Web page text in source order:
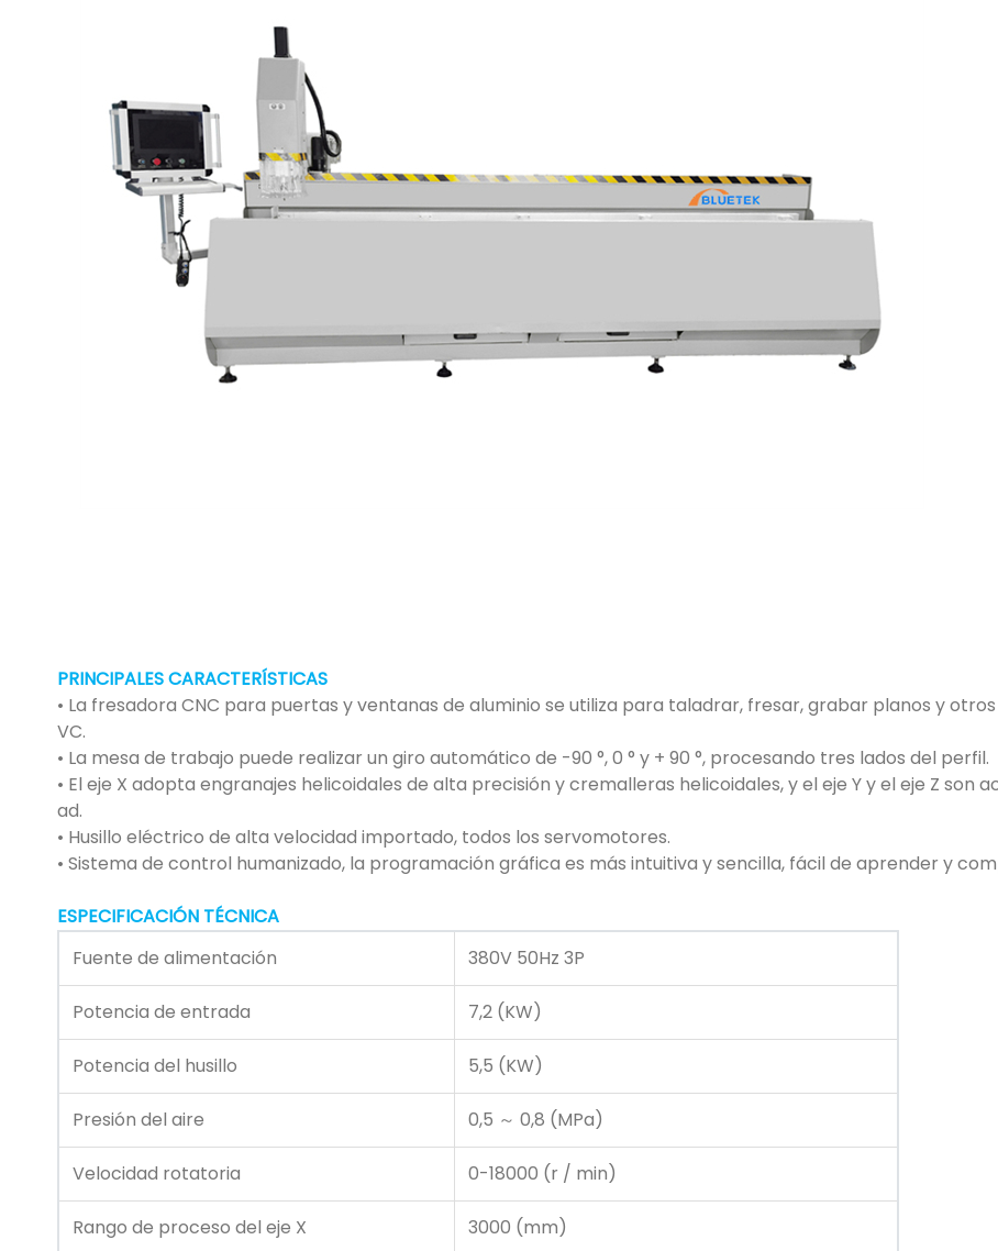
PRINCIPALES CARACTERÍSTICAS
• La fresadora CNC para puertas y ventanas de aluminio se utiliza para taladrar, fresar, grabar planos y
VC.
• La mesa de trabajo puede realizar un giro automático de -90 °, 0 ° y + 90 °, procesando tres lados del perfil.
• El eje X adopta engranajes helicoidales de alta precisión y cremalleras helicoidales, y el eje Y y el eje Z
ad.
• Husillo eléctrico de alta velocidad importado, todos los servomotores.
• Sistema de control humanizado, la programación gráfica es más intuitiva y sencilla, fácil de aprender y
ESPECIFICACIÓN TÉCNICA
Fuente de alimentación
380V 50Hz 3P
Potencia de entrada 7,2 (KW)
Potencia del husillo 5,5 (KW)
Presión del aire 0,5 ～ 0,8 (MPa)
Velocidad rotatoria 0-18000 (r / min)
Rango de proceso del eje X 3000 (mm)